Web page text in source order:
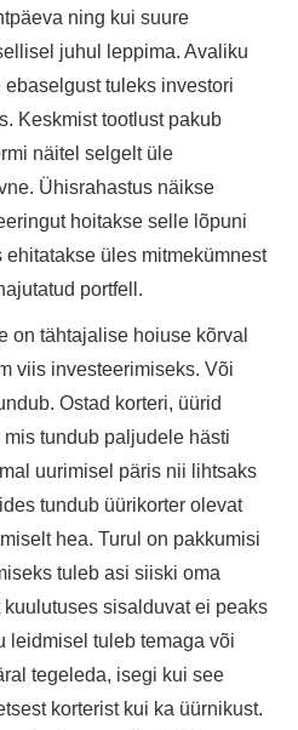
ning kui suure
juhul leppima. Avaliku
tuleks investori
Keskmist tootlust pakub
näitel selgelt üle
Ühisrahastus näikse
hoitakse selle lõpuni
üles mitmekümnest
portfell.
on tähtajalise hoiuse kõrval
viis investeerimiseks. Või
Ostad korteri, üürid
tundub paljudele hästi
uurimisel päris nii lihtsaks
tundub üürikorter olevat
hea. Turul on pakkumisi
tuleb asi siiski oma
sisalduvat ei peaks
leidmisel tuleb temaga või
tegeleda, isegi kui see
korterist kui ka üürnikust.